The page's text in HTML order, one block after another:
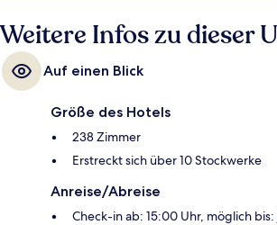
Weitere Infos zu dieser
Auf einen Blick
Größe des Hotels
238 Zimmer
Erstreckt sich über 10 Stockwerke
Anreise/Abreise
Check-in ab: 15:00 Uhr, möglich